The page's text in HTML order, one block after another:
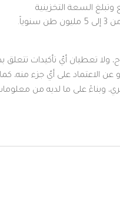
على مساحة 313 ألف متر مربع وتبلغ السعة التخزينية
تعطيان أيّ تأكيدات تتعلق
الاعتماد على أيّ جزء منه،
وبناءً على ما لديه من